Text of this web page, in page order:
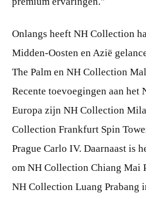
Onlangs heeft NH Collection
Midden-Oosten en Azië
The Palm en NH Collection
Recente toevoegingen aan
Europa zijn NH Collection
Collection Frankfurt Spin
Prague Carlo IV. Daarnaast is
om NH Collection Chiang Mai
NH Collection Luang Prabang